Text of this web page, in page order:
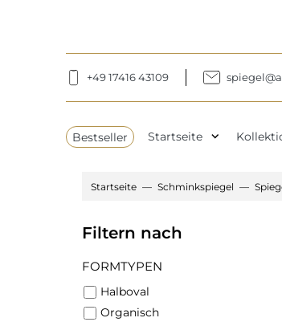
+49 17416 43109
Bestseller Startseite expand_more
Startseite Schminkspiegel
Filtern nach
FORMTYPEN
Halboval
Organisch